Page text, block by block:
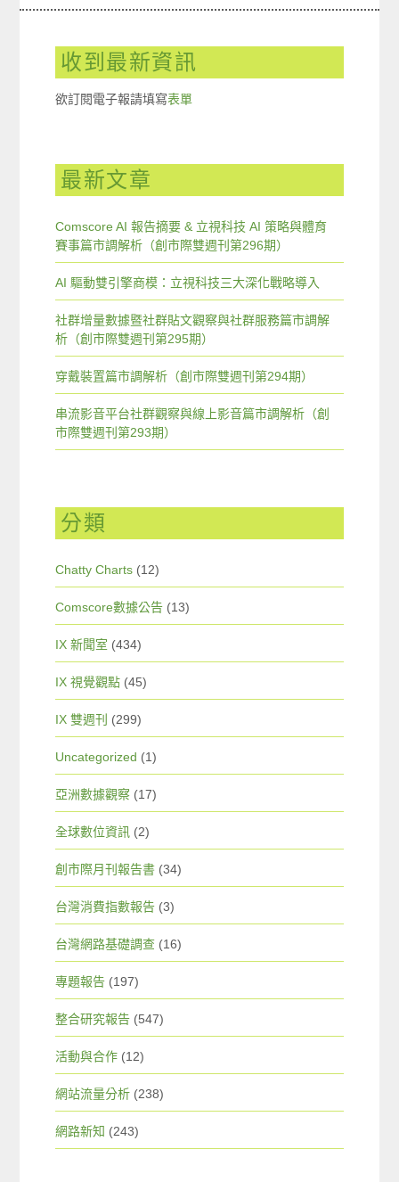
收到最新資訊
欲訂閱電子報請填寫表單
最新文章
Comscore AI 報告摘要 & 立視科技 AI 策略與體育
賽事篇市調解析（創市際雙週刊第296期）
AI 驅動雙引擎商模：立視科技三大深化戰略導入
社群增量數據暨社群貼文觀察與社群服務篇市調解
析（創市際雙週刊第295期）
穿戴裝置篇市調解析（創市際雙週刊第294期）
串流影音平台社群觀察與線上影音篇市調解析（創
市際雙週刊第293期）
分類
Chatty Charts (12)
Comscore數據公告 (13)
IX 新聞室 (434)
IX 視覺觀點 (45)
IX 雙週刊 (299)
Uncategorized (1)
亞洲數據觀察 (17)
全球數位資訊 (2)
創市際月刊報告書 (34)
台灣消費指數報告 (3)
台灣網路基礎調查 (16)
專題報告 (197)
整合研究報告 (547)
活動與合作 (12)
網站流量分析 (238)
網路新知 (243)